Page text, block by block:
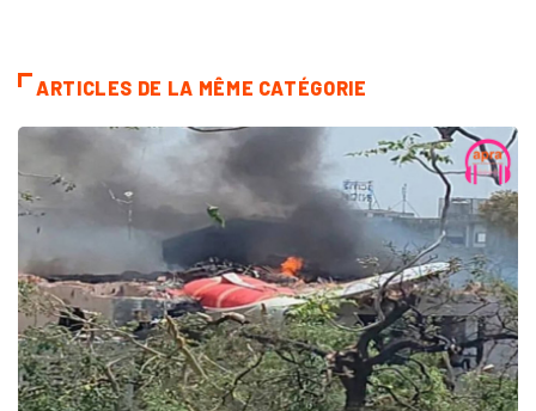
ARTICLES DE LA MÊME CATÉGORIE